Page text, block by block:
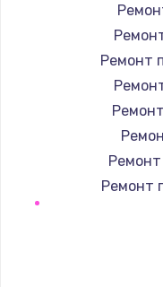
Ремонт
Ремонт
Ремонт